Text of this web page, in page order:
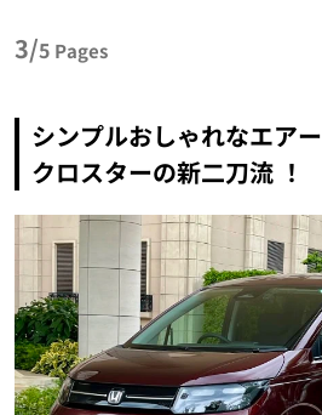
3/5 Pages
シンプルおしゃれなエア
クロスターの新二刀流 ！